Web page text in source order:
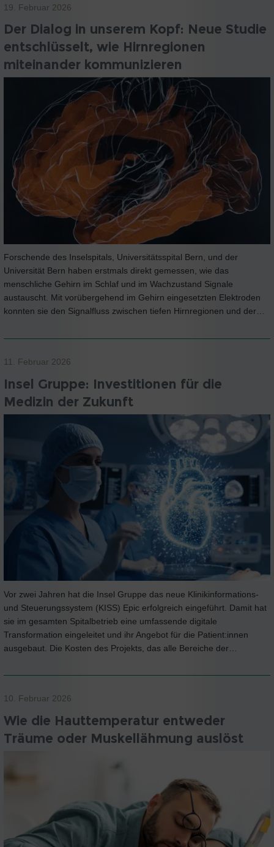
19. Februar 2026
Der Dialog in unserem Kopf: Neue Studie
entschlüsselt, wie Hirnregionen
miteinander kommunizieren
Forschende des Inselspitals, Universitätsspital Bern, und der
Universität Bern haben erstmals direkt gemessen, wie das
menschliche Gehirn im Schlaf und im Wachzustand Signale
austauscht. Mit vorübergehend im Gehirn eingesetzten Elektroden
konnten sie den Signalfluss zwischen tiefen Hirnregionen und der…
11. Februar 2026
Insel Gruppe: Investitionen für die
Medizin der Zukunft
Vor zwei Jahren hat die Insel Gruppe das neue Klinikinformations-
und Steuerungssystem (KISS) Epic erfolgreich eingeführt. Damit hat
sie im gesamten Spitalbetrieb eine umfassende digitale
Transformation eingeleitet und ihr Angebot für die Patient:innen
ausgebaut. Die Kosten des Projekts, das alle Bereiche der…
10. Februar 2026
Wie die Hauttemperatur entweder
Träume oder Muskellähmung auslöst